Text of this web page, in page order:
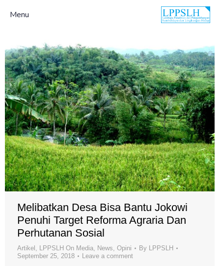
Menu
Melibatkan Desa Bisa Bantu Jokowi
Penuhi Target Reforma Agraria Dan
Perhutanan Sosial
Artikel , LPPSLH On Media, News, Opini By LPPSLH
September 25, 2018
Leave a comment